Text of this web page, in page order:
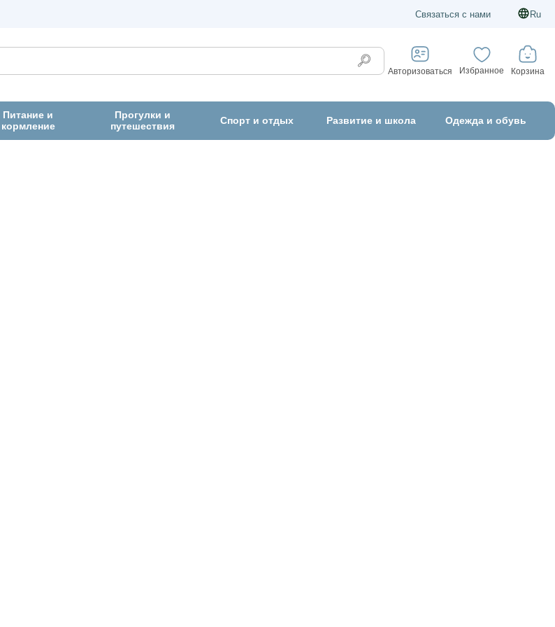
Связаться с нами Ru
Авторизоваться Избранное Корзина
Питание и
кормление
Прогулки и
путешествия
Спорт и отдых Развитие и школа Одежда и обувь